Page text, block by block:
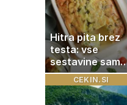
Hitra pita brez
testa: vse
sestavine samo
zmešate in
pečica opravi
ostalo
CEKIN.SI